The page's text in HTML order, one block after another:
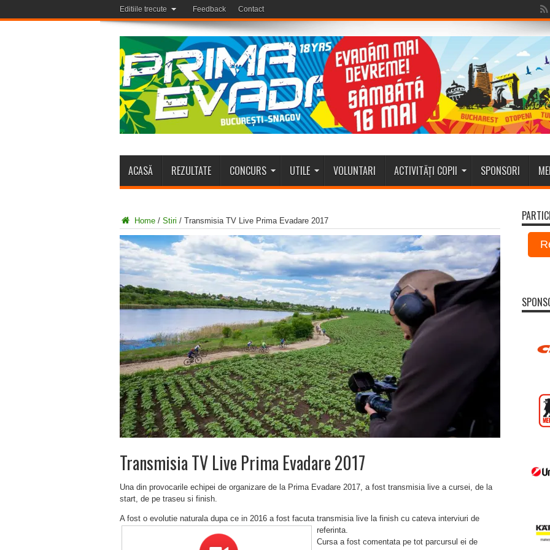
Editiile trecute Feedback Contact
ACASĂ REZULTATE CONCURS UTILE VOLUNTARI ACTIVITĂȚI COPII SPONSORI
Home / Stiri / Transmisia TV Live Prima Evadare 2017
Transmisia TV Live Prima Evadare 2017
Una din provocarile echipei de organizare de la Prima Evadare 2017, a fost transmisia live a cursei, de la
start, de pe traseu si finish.
A fost o evolutie naturala dupa ce in 2016 a fost facuta transmisia live la finish cu cateva interviuri de
referinta.
Cursa a fost comentata pe tot parcursul ei de